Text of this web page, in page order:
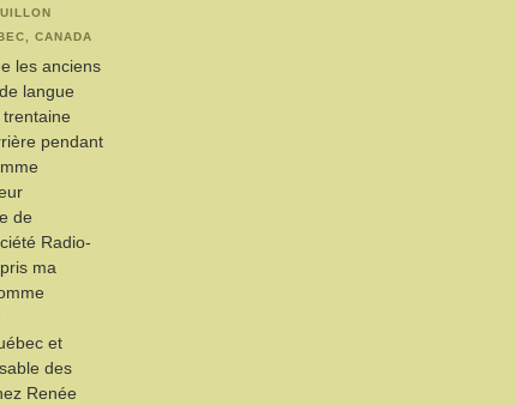
CANADA
les anciens
langue
pendant
de
Radio-
ma
et
des
Renée